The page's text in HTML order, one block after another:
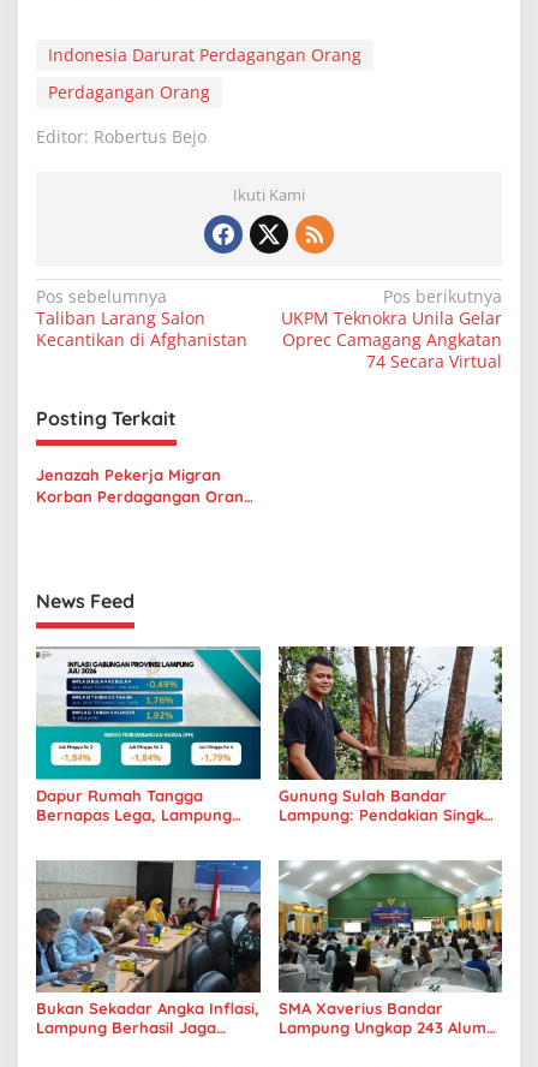
Indonesia Darurat Perdagangan Orang
Perdagangan Orang
Editor: Robertus Bejo
Ikuti Kami
N
a
i
g
a
s
o
s
Pos sebelumnya
Taliban Larang Salon
Kecantikan di Afghanistan
Pos berikutnya
UKPM Teknokra Unila Gelar
Oprec Camagang Angkatan
74 Secara Virtual
Posting Terkait
Jenazah Pekerja Migran
Korban Perdagangan Orang
News Feed
Dapur Rumah Tangga
Bernapas Lega, Lampung
Gunung Sulah Bandar
Lampung: Pendakian Singkat
Bukan Sekadar Angka Inflasi,
Lampung Berhasil Jaga
SMA Xaverius Bandar
Lampung Ungkap 243 Alumni